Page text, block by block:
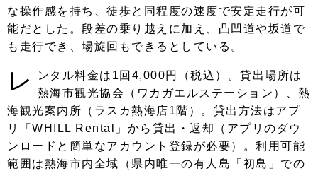
な操作感を持ち、徒歩と同程度の速度で安定走行が可
能だとした。段差の乗り越えに加え、凸凹道や坂道で
も走行でき、場旋回もできるとしている。
レ
ンタル料金は1回4,000円（税込）。貸出場所は
熱海市観光協会（ワカガエルステーション）、熱
海観光案内所（ラスカ熱海店1階）。貸出方法はアプ
リ「WHILL Rental」から貸出・返却（アプリのダウ
ンロードと簡単なアカウント登録が必要）。利用可能
範囲は熱海市内全域（県内唯一の有人島「初島」での